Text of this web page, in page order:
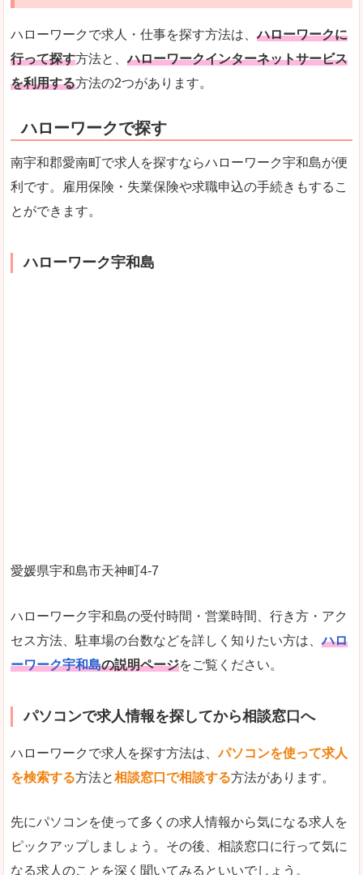
ハローワークで求人・仕事を探す方法は、ハローワークに
行って探す方法と、ハローワークインターネットサービス
を利用する方法の2つがあります。
ハローワークで探す
南宇和郡愛南町で求人を探すならハローワーク宇和島が便
利です。雇用保険・失業保険や求職申込の手続きもするこ
とができます。
ハローワーク宇和島
愛媛県宇和島市天神町4-7
ハローワーク宇和島の受付時間・営業時間、行き方・アク
セス方法、駐車場の台数などを詳しく知りたい方は、ハロ
ーワーク宇和島の説明ページをご覧ください。
パソコンで求人情報を探してから相談窓口へ
ハローワークで求人を探す方法は、パソコンを使って求人
を検索する方法と相談窓口で相談する方法があります。
先にパソコンを使って多くの求人情報から気になる求人を
ピックアップしましょう。その後、相談窓口に行って気に
なる求人のことを深く聞いてみるといいでしょう。